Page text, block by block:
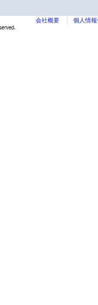
会社概要 個人情